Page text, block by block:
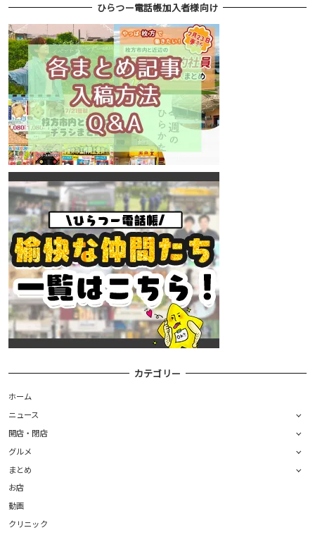
ひらつー電話帳加入者様向け
カテゴリー
ホーム
ニュース
開店・閉店
グルメ
まとめ
お店
動画
クリニック